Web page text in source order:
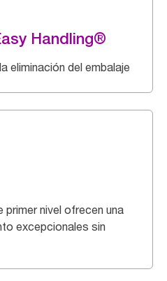
Handling®
eliminación del embalaje
nivel ofrecen una
excepcionales sin